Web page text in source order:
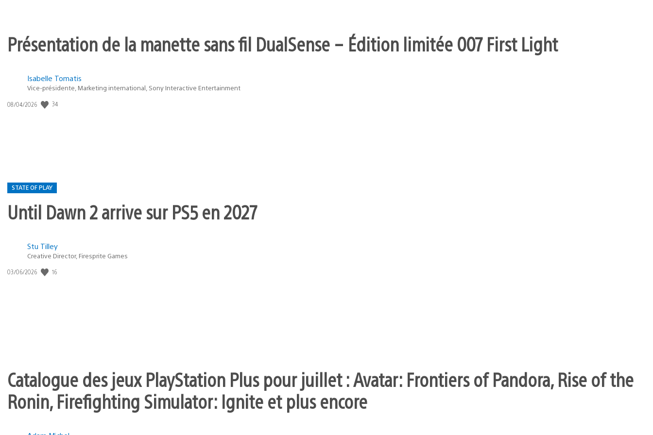
Présentation de la manette sans fil DualSense – Édition limitée 007 First Light
Isabelle Tomatis
Vice-présidente, Marketing international, Sony Interactive Entertainment
Date
08/04/2026 34
STATE OF PLAY
Until Dawn 2 arrive sur PS5 en 2027
Postée
:
Stu Tilley
Creative Director, Firesprite Games
Date
03/06/2026 16
Catalogue des jeux PlayStation Plus pour juillet : Avatar: Frontiers of Pandora, Rise of the
Ronin, Firefighting Simulator: Ignite et plus encore